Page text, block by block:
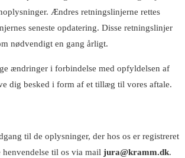
Ændres retningslinjerne rettes
seneste opdatering. Disse retningslinjer
nødvendigt en gang årligt.
ændringer i forbindelse med opfyldelsen af
dig besked i form af et tillæg til vores aftale.
til de oplysninger, der hos os er registreret
til os via mail jura@kramm.dk.